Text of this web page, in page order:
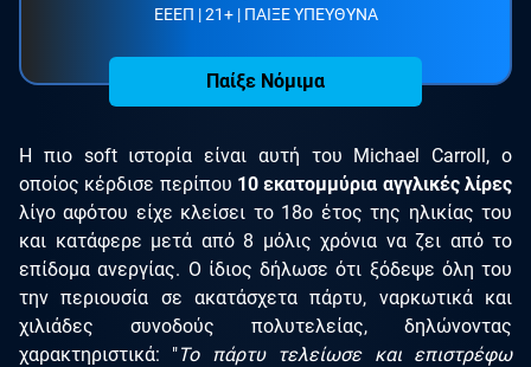
ΕΕΕΠ | 21+ | ΠΑΙΞΕ ΥΠΕΥΘΥΝΑ
Παίξε Νόμιμα
Η πιο soft ιστορία είναι αυτή του Michael Carroll, ο
οποίος κέρδισε περίπου 10 εκατομμύρια αγγλικές λίρες
λίγο αφότου είχε κλείσει το 18ο έτος της ηλικίας του
και κατάφερε μετά από 8 μόλις χρόνια να ζει από το
επίδομα ανεργίας. Ο ίδιος δήλωσε ότι ξόδεψε όλη του
την περιουσία σε ακατάσχετα πάρτυ, ναρκωτικά και
χιλιάδες συνοδούς πολυτελείας, δηλώνοντας
χαρακτηριστικά: "Το πάρτυ τελείωσε και επιστρέφω